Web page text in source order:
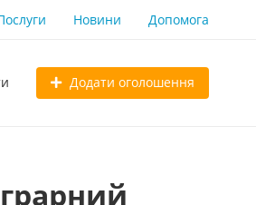
Новини Допомога
Додати оголошення